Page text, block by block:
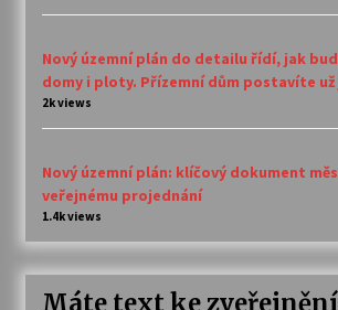
Nový územní plán do detailu řídí, jak
domy i ploty. Přízemní dům postavíte už
2k views
Nový územní plán: klíčový dokument
veřejnému projednání
1.4k views
Máte text ke